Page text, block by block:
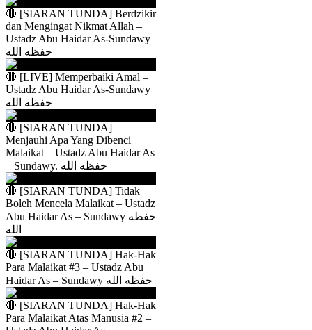
🔴 [SIARAN TUNDA] Berdzikir
dan Mengingat Nikmat Allah –
Ustadz Abu Haidar As-Sundawy
حفظه الله
🔴 [LIVE] Memperbaiki Amal –
Ustadz Abu Haidar As-Sundawy
حفظه الله
🔴 [SIARAN TUNDA]
Menjauhi Apa Yang Dibenci
Malaikat – Ustadz Abu Haidar As
– Sundawy. حفظه الله
🔴 [SIARAN TUNDA] Tidak
Boleh Mencela Malaikat – Ustadz
Abu Haidar As – Sundawy حفظه
الله
🔴 [SIARAN TUNDA] Hak-Hak
Para Malaikat #3 – Ustadz Abu
Haidar As – Sundawy حفظه الله
🔴 [SIARAN TUNDA] Hak-Hak
Para Malaikat Atas Manusia #2 –